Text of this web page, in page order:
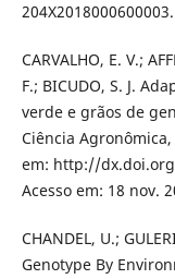
CARVALHO, E. V.;
F.; BICUDO, S. J.
verde e grãos de
Ciência
em: http://
Acesso em: 18 nov.
CHANDEL, U.;
Genotype By